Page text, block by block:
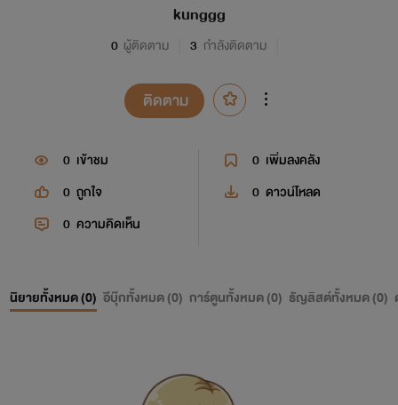
kunggg
0 ผู้ติดตาม 3 กำลังติดตาม
ติดตาม
0 เข้าชม 0 เพิ่มลงคลัง
0 ถูกใจ 0 ดาวน์โหลด
0 ความคิดเห็น
นิยายทั้งหมด (0) อีบุ๊กทั้งหมด (0) การ์ตูนทั้งหมด (0) ธัญลิสต์ทั้งหมด (0)